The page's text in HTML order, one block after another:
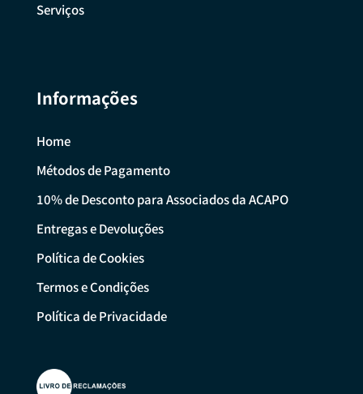
Serviços
Informações
Home
Métodos de Pagamento
10% de Desconto para Associados da ACAPO
Entregas e Devoluções
Política de Cookies
Termos e Condições
Política de Privacidade